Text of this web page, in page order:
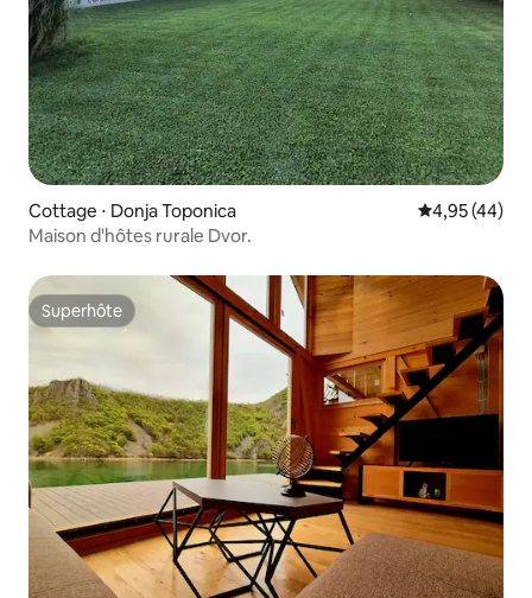
Cottage ⋅ Donja Toponica Évaluation
4,95 (44)
Maison d'hôtes rurale Dvor.
Superhôte
Superhôte